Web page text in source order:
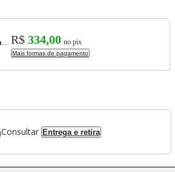
Cusumano Jalè Chardonnay R$ 334,00 no pix
Mais formas de pagamento
Consultar Entrega e retira